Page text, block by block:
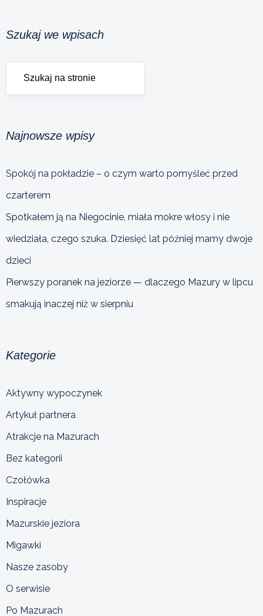
Szukaj we wpisach
Najnowsze wpisy
Spokój na pokładzie – o czym warto pomyśleć przed
czarterem
Spotkałem ją na Niegocinie, miała mokre włosy i nie
wiedziała, czego szuka. Dziesięć lat później mamy dwoje
dzieci
Pierwszy poranek na jeziorze — dlaczego Mazury w lipcu
smakują inaczej niż w sierpniu
Kategorie
Aktywny wypoczynek
Artykuł partnera
Atrakcje na Mazurach
Bez kategorii
Czołówka
Inspiracje
Mazurskie jeziora
Migawki
Nasze zasoby
O serwisie
Po Mazurach